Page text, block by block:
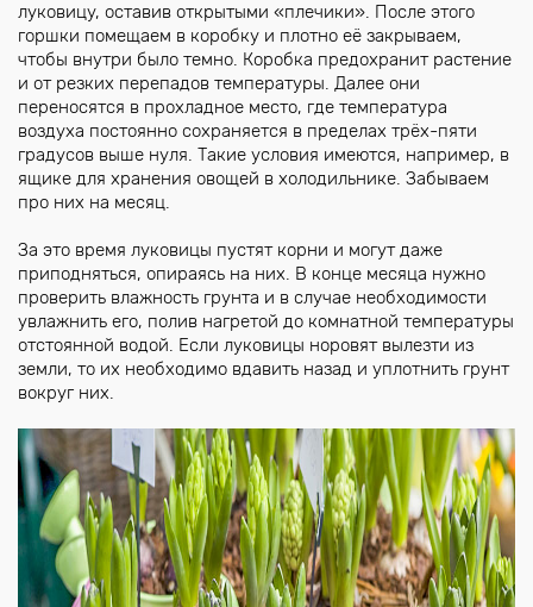
луковицу, оставив открытыми «плечики». После этого
горшки помещаем в коробку и плотно её закрываем,
чтобы внутри было темно. Коробка предохранит растение
и от резких перепадов температуры. Далее они
переносятся в прохладное место, где температура
воздуха постоянно сохраняется в пределах трёх-пяти
градусов выше нуля. Такие условия имеются, например, в
ящике для хранения овощей в холодильнике. Забываем
про них на месяц.
За это время луковицы пустят корни и могут даже
приподняться, опираясь на них. В конце месяца нужно
проверить влажность грунта и в случае необходимости
увлажнить его, полив нагретой до комнатной температуры
отстоянной водой. Если луковицы норовят вылезти из
земли, то их необходимо вдавить назад и уплотнить грунт
вокруг них.